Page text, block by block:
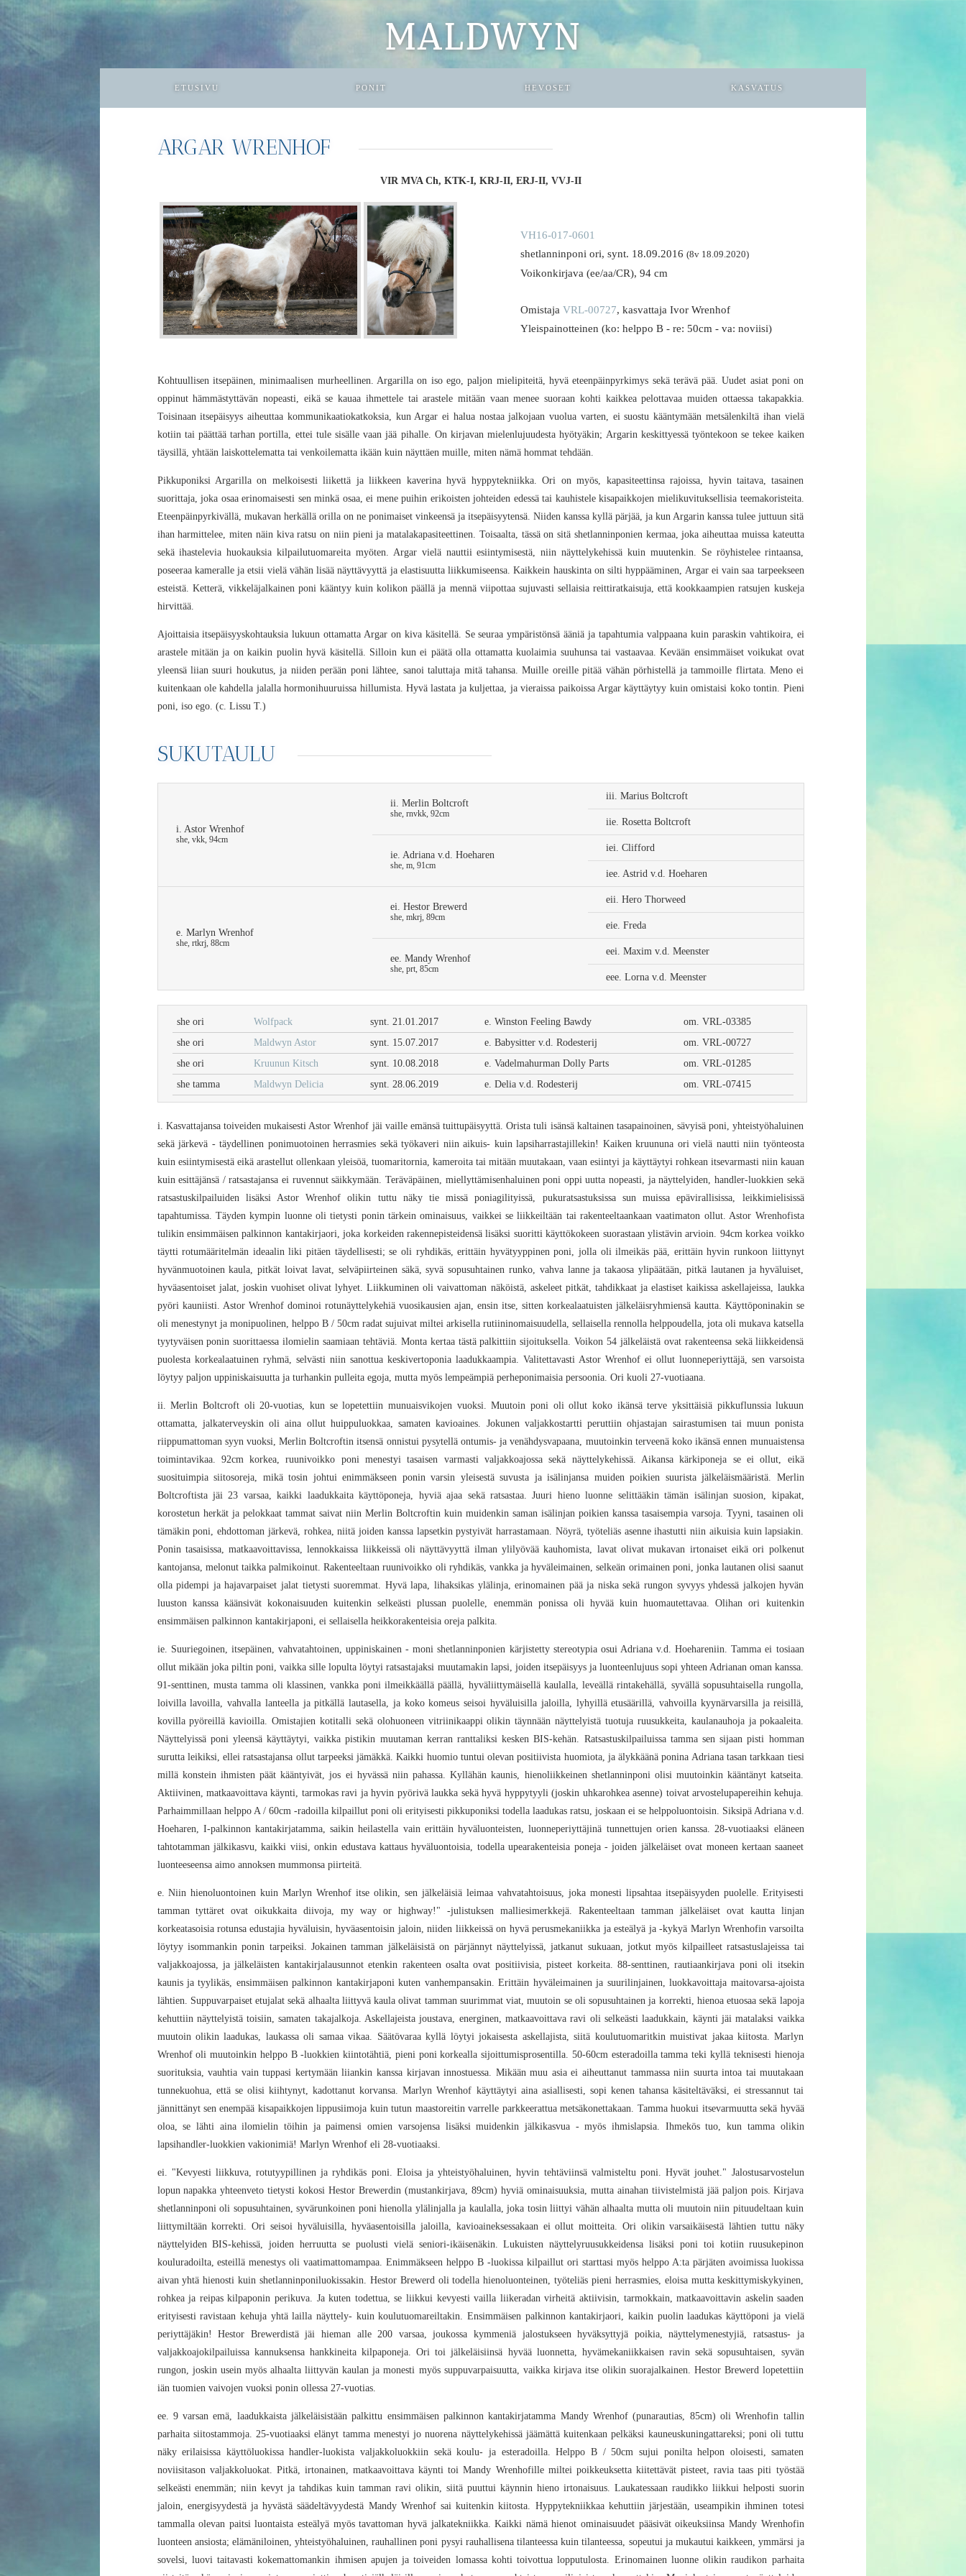
MALDWYN
ETUSIVU PONIT HEVOSET KASVATUS
ARGAR WRENHOF
VIR MVA Ch, KTK-I, KRJ-II, ERJ-II, VVJ-II
VH16-017-0601
shetlanninponi ori, synt. 18.09.2016 (8v 18.09.2020)
Voikonkirjava (ee/aa/CR), 94 cm
Omistaja VRL-00727, kasvattaja Ivor Wrenhof
Yleispainotteinen (ko: helppo B - re: 50cm - va: noviisi)
Kohtuullisen itsepäinen, minimaalisen murheellinen. Argarilla on iso ego, paljon mielipiteitä, hyvä eteenpäinpyrkimys sekä terävä pää. Uudet asiat poni on
oppinut hämmästyttävän nopeasti, eikä se kauaa ihmettele tai arastele mitään vaan menee suoraan kohti kaikkea pelottavaa muiden ottaessa takapakkia.
Toisinaan itsepäisyys aiheuttaa kommunikaatiokatkoksia, kun Argar ei halua nostaa jalkojaan vuolua varten, ei suostu kääntymään metsälenkiltä ihan vielä
kotiin tai päättää tarhan portilla, ettei tule sisälle vaan jää pihalle. On kirjavan mielenlujuudesta hyötyäkin; Argarin keskittyessä työntekoon se tekee kaiken
täysillä, yhtään laiskottelematta tai venkoilematta ikään kuin näyttäen muille, miten nämä hommat tehdään.
Pikkuponiksi Argarilla on melkoisesti liikettä ja liikkeen kaverina hyvä hyppytekniikka. Ori on myös, kapasiteettinsa rajoissa, hyvin taitava, tasainen
suorittaja, joka osaa erinomaisesti sen minkä osaa, ei mene puihin erikoisten johteiden edessä tai kauhistele kisapaikkojen mielikuvituksellisia teemakoristeita.
Eteenpäinpyrkivällä, mukavan herkällä orilla on ne ponimaiset vinkeensä ja itsepäisyytensä. Niiden kanssa kyllä pärjää, ja kun Argarin kanssa tulee juttuun sitä
ihan harmittelee, miten näin kiva ratsu on niin pieni ja matalakapasiteettinen. Toisaalta, tässä on sitä shetlanninponien kermaa, joka aiheuttaa muissa kateutta
sekä ihastelevia huokauksia kilpailutuomareita myöten. Argar vielä nauttii esiintymisestä, niin näyttelykehissä kuin muutenkin. Se röyhistelee rintaansa,
poseeraa kameralle ja etsii vielä vähän lisää näyttävyyttä ja elastisuutta liikkumiseensa. Kaikkein hauskinta on silti hyppääminen, Argar ei vain saa tarpeekseen
esteistä. Ketterä, vikkeläjalkainen poni kääntyy kuin kolikon päällä ja mennä viipottaa sujuvasti sellaisia reittiratkaisuja, että kookkaampien ratsujen kuskeja
hirvittää.
Ajoittaisia itsepäisyyskohtauksia lukuun ottamatta Argar on kiva käsitellä. Se seuraa ympäristönsä ääniä ja tapahtumia valppaana kuin paraskin vahtikoira, ei
arastele mitään ja on kaikin puolin hyvä käsitellä. Silloin kun ei päätä olla ottamatta kuolaimia suuhunsa tai vastaavaa. Kevään ensimmäiset voikukat ovat
yleensä liian suuri houkutus, ja niiden perään poni lähtee, sanoi taluttaja mitä tahansa. Muille oreille pitää vähän pörhistellä ja tammoille flirtata. Meno ei
kuitenkaan ole kahdella jalalla hormonihuuruissa hillumista. Hyvä lastata ja kuljettaa, ja vieraissa paikoissa Argar käyttäytyy kuin omistaisi koko tontin. Pieni
poni, iso ego. (c. Lissu T.)
SUKUTAULU
i. Astor Wrenhof
she, vkk, 94cm
ii. Merlin Boltcroft
she, rnvkk, 92cm
iii. Marius Boltcroft
iie. Rosetta Boltcroft
ie. Adriana v.d. Hoeharen
she, m, 91cm
iei. Clifford
iee. Astrid v.d. Hoeharen
e. Marlyn Wrenhof
she, rtkrj, 88cm
ei. Hestor Brewerd
she, mkrj, 89cm
eii. Hero Thorweed
eie. Freda
ee. Mandy Wrenhof
she, prt, 85cm
eei. Maxim v.d. Meenster
eee. Lorna v.d. Meenster
she ori Wolfpack synt. 21.01.2017 e. Winston Feeling Bawdy
om. VRL-03385
she ori
Maldwyn Astor synt. 15.07.2017 e. Babysitter v.d. Rodesterij
om. VRL-00727
she ori
Kruunun Kitsch synt. 10.08.2018 e. Vadelmahurman Dolly Parts
om. VRL-01285
she tamma
Maldwyn Delicia synt. 28.06.2019 e. Delia v.d. Rodesterij om. VRL-07415
i. Kasvattajansa toiveiden mukaisesti Astor Wrenhof jäi vaille emänsä tuittupäisyyttä. Orista tuli isänsä kaltainen tasapainoinen, sävyisä poni, yhteistyöhaluinen
sekä järkevä - täydellinen ponimuotoinen herrasmies sekä työkaveri niin aikuis- kuin lapsiharrastajillekin! Kaiken kruununa ori vielä nautti niin työnteosta
kuin esiintymisestä eikä arastellut ollenkaan yleisöä, tuomaritornia, kameroita tai mitään muutakaan, vaan esiintyi ja käyttäytyi rohkean itsevarmasti niin kauan
kuin esittäjänsä / ratsastajansa ei ruvennut säikkymään. Teräväpäinen, miellyttämisenhaluinen poni oppi uutta nopeasti, ja näyttelyiden, handler-luokkien sekä
ratsastuskilpailuiden lisäksi Astor Wrenhof olikin tuttu näky tie missä poniagilityissä, pukuratsastuksissa sun muissa epävirallisissa, leikkimielisissä
tapahtumissa. Täyden kympin luonne oli tietysti ponin tärkein ominaisuus, vaikkei se liikkeiltään tai rakenteeltaankaan vaatimaton ollut. Astor Wrenhofista
tulikin ensimmäisen palkinnon kantakirjaori, joka korkeiden rakennepisteidensä lisäksi suoritti käyttökokeen suorastaan ylistävin arvioin. 94cm korkea voikko
täytti rotumääritelmän ideaalin liki pitäen täydellisesti; se oli ryhdikäs, erittäin hyvätyyppinen poni, jolla oli ilmeikäs pää, erittäin hyvin runkoon liittynyt
hyvänmuotoinen kaula, pitkät loivat lavat, selväpiirteinen säkä, syvä sopusuhtainen runko, vahva lanne ja takaosa ylipäätään, pitkä lautanen ja hyväluiset,
hyväasentoiset jalat, joskin vuohiset olivat lyhyet. Liikkuminen oli vaivattoman näköistä, askeleet pitkät, tahdikkaat ja elastiset kaikissa askellajeissa, laukka
pyöri kauniisti. Astor Wrenhof dominoi rotunäyttelykehiä vuosikausien ajan, ensin itse, sitten korkealaatuisten jälkeläisryhmiensä kautta. Käyttöponinakin se
oli menestynyt ja monipuolinen, helppo B / 50cm radat sujuivat miltei arkisella rutiininomaisuudella, sellaisella rennolla helppoudella, jota oli mukava katsella
tyytyväisen ponin suorittaessa ilomielin saamiaan tehtäviä. Monta kertaa tästä palkittiin sijoituksella. Voikon 54 jälkeläistä ovat rakenteensa sekä liikkeidensä
puolesta korkealaatuinen ryhmä, selvästi niin sanottua keskivertoponia laadukkaampia. Valitettavasti Astor Wrenhof ei ollut luonneperiyttäjä, sen varsoista
löytyy paljon uppiniskaisuutta ja turhankin pulleita egoja, mutta myös lempeämpiä perheponimaisia persoonia. Ori kuoli 27-vuotiaana.
ii. Merlin Boltcroft oli 20-vuotias, kun se lopetettiin munuaisvikojen vuoksi. Muutoin poni oli ollut koko ikänsä terve yksittäisiä pikkuflunssia lukuun
ottamatta, jalkaterveyskin oli aina ollut huippuluokkaa, samaten kavioaines. Jokunen valjakkostartti peruttiin ohjastajan sairastumisen tai muun ponista
riippumattoman syyn vuoksi, Merlin Boltcroftin itsensä onnistui pysytellä ontumis- ja venähdysvapaana, muutoinkin terveenä koko ikänsä ennen munuaistensa
toimintavikaa. 92cm korkea, ruunivoikko poni menestyi tasaisen varmasti valjakkoajossa sekä näyttelykehissä. Aikansa kärkiponeja se ei ollut, eikä
suosituimpia siitosoreja, mikä tosin johtui enimmäkseen ponin varsin yleisestä suvusta ja isälinjansa muiden poikien suurista jälkeläismääristä. Merlin
Boltcroftista jäi 23 varsaa, kaikki laadukkaita käyttöponeja, hyviä ajaa sekä ratsastaa. Juuri hieno luonne selittääkin tämän isälinjan suosion, kipakat,
korostetun herkät ja pelokkaat tammat saivat niin Merlin Boltcroftin kuin muidenkin saman isälinjan poikien kanssa tasaisempia varsoja. Tyyni, tasainen oli
tämäkin poni, ehdottoman järkevä, rohkea, niitä joiden kanssa lapsetkin pystyivät harrastamaan. Nöyrä, työteliäs asenne ihastutti niin aikuisia kuin lapsiakin.
Ponin tasaisissa, matkaavoittavissa, lennokkaissa liikkeissä oli näyttävyyttä ilman ylilyövää kauhomista, lavat olivat mukavan irtonaiset eikä ori polkenut
kantojansa, melonut taikka palmikoinut. Rakenteeltaan ruunivoikko oli ryhdikäs, vankka ja hyväleimainen, selkeän orimainen poni, jonka lautanen olisi saanut
olla pidempi ja hajavarpaiset jalat tietysti suoremmat. Hyvä lapa, lihaksikas ylälinja, erinomainen pää ja niska sekä rungon syvyys yhdessä jalkojen hyvän
luuston kanssa käänsivät kokonaisuuden kuitenkin selkeästi plussan puolelle, enemmän ponissa oli hyvää kuin huomautettavaa. Olihan ori kuitenkin
ensimmäisen palkinnon kantakirjaponi, ei sellaisella heikkorakenteisia oreja palkita.
ie. Suuriegoinen, itsepäinen, vahvatahtoinen, uppiniskainen - moni shetlanninponien kärjistetty stereotypia osui Adriana v.d. Hoehareniin. Tamma ei tosiaan
ollut mikään joka piltin poni, vaikka sille lopulta löytyi ratsastajaksi muutamakin lapsi, joiden itsepäisyys ja luonteenlujuus sopi yhteen Adrianan oman kanssa.
91-senttinen, musta tamma oli klassinen, vankka poni ilmeikkäällä päällä, hyväliittymäisellä kaulalla, leveällä rintakehällä, syvällä sopusuhtaisella rungolla,
loivilla lavoilla, vahvalla lanteella ja pitkällä lautasella, ja koko komeus seisoi hyväluisilla jaloilla, lyhyillä etusäärillä, vahvoilla kyynärvarsilla ja reisillä,
kovilla pyöreillä kavioilla. Omistajien kotitalli sekä olohuoneen vitriinikaappi olikin täynnään näyttelyistä tuotuja ruusukkeita, kaulanauhoja ja pokaaleita.
Näyttelyissä poni yleensä käyttäytyi, vaikka pistikin muutaman kerran ranttaliksi kesken BIS-kehän. Ratsastuskilpailuissa tamma sen sijaan pisti homman
surutta leikiksi, ellei ratsastajansa ollut tarpeeksi jämäkkä. Kaikki huomio tuntui olevan positiivista huomiota, ja älykkäänä ponina Adriana tasan tarkkaan tiesi
millä konstein ihmisten päät kääntyivät, jos ei hyvässä niin pahassa. Kyllähän kaunis, hienoliikkeinen shetlanninponi olisi muutoinkin kääntänyt katseita.
Aktiivinen, matkaavoittava käynti, tarmokas ravi ja hyvin pyörivä laukka sekä hyvä hyppytyyli (joskin uhkarohkea asenne) toivat arvostelupapereihin kehuja.
Parhaimmillaan helppo A / 60cm -radoilla kilpaillut poni oli erityisesti pikkuponiksi todella laadukas ratsu, joskaan ei se helppoluontoisin. Siksipä Adriana v.d.
Hoeharen, I-palkinnon kantakirjatamma, saikin heilastella vain erittäin hyväluonteisten, luonneperiyttäjinä tunnettujen orien kanssa. 28-vuotiaaksi eläneen
tahtotamman jälkikasvu, kaikki viisi, onkin edustava kattaus hyväluontoisia, todella upearakenteisia poneja - joiden jälkeläiset ovat moneen kertaan saaneet
luonteeseensa aimo annoksen mummonsa piirteitä.
e. Niin hienoluontoinen kuin Marlyn Wrenhof itse olikin, sen jälkeläisiä leimaa vahvatahtoisuus, joka monesti lipsahtaa itsepäisyyden puolelle. Erityisesti
tamman tyttäret ovat oikukkaita diivoja, my way or highway!" -julistuksen malliesimerkkejä. Rakenteeltaan tamman jälkeläiset ovat kautta linjan
korkeatasoisia rotunsa edustajia hyväluisin, hyväasentoisin jaloin, niiden liikkeissä on hyvä perusmekaniikka ja esteälyä ja -kykyä Marlyn Wrenhofin varsoilta
löytyy isommankin ponin tarpeiksi. Jokainen tamman jälkeläisistä on pärjännyt näyttelyissä, jatkanut sukuaan, jotkut myös kilpailleet ratsastuslajeissa tai
valjakkoajossa, ja jälkeläisten kantakirjalausunnot etenkin rakenteen osalta ovat positiivisia, pisteet korkeita. 88-senttinen, rautiaankirjava poni oli itsekin
kaunis ja tyylikäs, ensimmäisen palkinnon kantakirjaponi kuten vanhempansakin. Erittäin hyväleimainen ja suurilinjainen, luokkavoittaja maitovarsa-ajoista
lähtien. Suppuvarpaiset etujalat sekä alhaalta liittyvä kaula olivat tamman suurimmat viat, muutoin se oli sopusuhtainen ja korrekti, hienoa etuosaa sekä lapoja
kehuttiin näyttelyistä toisiin, samaten takajalkoja. Askellajeista joustava, energinen, matkaavoittava ravi oli selkeästi laadukkain, käynti jäi matalaksi vaikka
muutoin olikin laadukas, laukassa oli samaa vikaa. Säätövaraa kyllä löytyi jokaisesta askellajista, siitä koulutuomaritkin muistivat jakaa kiitosta. Marlyn
Wrenhof oli muutoinkin helppo B -luokkien kiintotähtiä, pieni poni korkealla sijoittumisprosentilla. 50-60cm esteradoilla tamma teki kyllä teknisesti hienoja
suorituksia, vauhtia vain tuppasi kertymään liiankin kanssa kirjavan innostuessa. Mikään muu asia ei aiheuttanut tammassa niin suurta intoa tai muutakaan
tunnekuohua, että se olisi kiihtynyt, kadottanut korvansa. Marlyn Wrenhof käyttäytyi aina asiallisesti, sopi kenen tahansa käsiteltäväksi, ei stressannut tai
jännittänyt sen enempää kisapaikkojen lippusiimoja kuin tutun maastoreitin varrelle parkkeerattua metsäkonettakaan. Tamma huokui itsevarmuutta sekä hyvää
oloa, se lähti aina ilomielin töihin ja paimensi omien varsojensa lisäksi muidenkin jälkikasvua - myös ihmislapsia. Ihmekös tuo, kun tamma olikin
lapsihandler-luokkien vakionimiä! Marlyn Wrenhof eli 28-vuotiaaksi.
ei. "Kevyesti liikkuva, rotutyypillinen ja ryhdikäs poni. Eloisa ja yhteistyöhaluinen, hyvin tehtäviinsä valmisteltu poni. Hyvät jouhet." Jalostusarvostelun
lopun napakka yhteenveto tietysti kokosi Hestor Brewerdin (mustankirjava, 89cm) hyviä ominaisuuksia, mutta ainahan tiivistelmistä jää paljon pois. Kirjava
shetlanninponi oli sopusuhtainen, syvärunkoinen poni hienolla ylälinjalla ja kaulalla, joka tosin liittyi vähän alhaalta mutta oli muutoin niin pituudeltaan kuin
liittymiltään korrekti. Ori seisoi hyväluisilla, hyväasentoisilla jaloilla, kavioaineksessakaan ei ollut moitteita. Ori olikin varsaikäisestä lähtien tuttu näky
näyttelyiden BIS-kehissä, joiden herruutta se puolusti vielä seniori-ikäisenäkin. Lukuisten näyttelyruusukkeidensa lisäksi poni toi kotiin ruusukepinon
kouluradoilta, esteillä menestys oli vaatimattomampaa. Enimmäkseen helppo B -luokissa kilpaillut ori starttasi myös helppo A:ta pärjäten avoimissa luokissa
aivan yhtä hienosti kuin shetlanninponiluokissakin. Hestor Brewerd oli todella hienoluonteinen, työteliäs pieni herrasmies, eloisa mutta keskittymiskykyinen,
rohkea ja reipas kilpaponin perikuva. Ja kuten todettua, se liikkui kevyesti vailla liikeradan virheitä aktiivisin, tarmokkain, matkaavoittavin askelin saaden
erityisesti ravistaan kehuja yhtä lailla näyttely- kuin koulutuomareiltakin. Ensimmäisen palkinnon kantakirjaori, kaikin puolin laadukas käyttöponi ja vielä
periyttäjäkin! Hestor Brewerdistä jäi hieman alle 200 varsaa, joukossa kymmeniä jalostukseen hyväksyttyjä poikia, näyttelymenestyjiä, ratsastus- ja
valjakkoajokilpailuissa kannuksensa hankkineita kilpaponeja. Ori toi jälkeläisiinsä hyvää luonnetta, hyvämekaniikkaisen ravin sekä sopusuhtaisen, syvän
rungon, joskin usein myös alhaalta liittyvän kaulan ja monesti myös suppuvarpaisuutta, vaikka kirjava itse olikin suorajalkainen. Hestor Brewerd lopetettiin
iän tuomien vaivojen vuoksi ponin ollessa 27-vuotias.
ee. 9 varsan emä, laadukkaista jälkeläisistään palkittu ensimmäisen palkinnon kantakirjatamma Mandy Wrenhof (punarautias, 85cm) oli Wrenhofin tallin
parhaita siitostammoja. 25-vuotiaaksi elänyt tamma menestyi jo nuorena näyttelykehissä jäämättä kuitenkaan pelkäksi kauneuskuningattareksi; poni oli tuttu
näky erilaisissa käyttöluokissa handler-luokista valjakkoluokkiin sekä koulu- ja esteradoilla. Helppo B / 50cm sujui ponilta helpon oloisesti, samaten
noviisitason valjakkoluokat. Pitkä, irtonainen, matkaavoittava käynti toi Mandy Wrenhofille miltei poikkeuksetta kiitettävät pisteet, ravia taas piti työstää
selkeästi enemmän; niin kevyt ja tahdikas kuin tamman ravi olikin, siitä puuttui käynnin hieno irtonaisuus. Laukatessaan raudikko liikkui helposti suorin
jaloin, energisyydestä ja hyvästä säädeltävyydestä Mandy Wrenhof sai kuitenkin kiitosta. Hyppytekniikkaa kehuttiin järjestään, useampikin ihminen totesi
tammalla olevan paitsi luontaista esteälyä myös tavattoman hyvä jalkatekniikka. Kaikki nämä hienot ominaisuudet pääsivät oikeuksiinsa Mandy Wrenhofin
luonteen ansiosta; elämäniloinen, yhteistyöhaluinen, rauhallinen poni pysyi rauhallisena tilanteessa kuin tilanteessa, sopeutui ja mukautui kaikkeen, ymmärsi ja
sovelsi, luovi taitavasti kokemattomankin ihmisen apujen ja toiveiden lomassa kohti toivottua lopputulosta. Erinomainen luonne olikin raudikon parhaita